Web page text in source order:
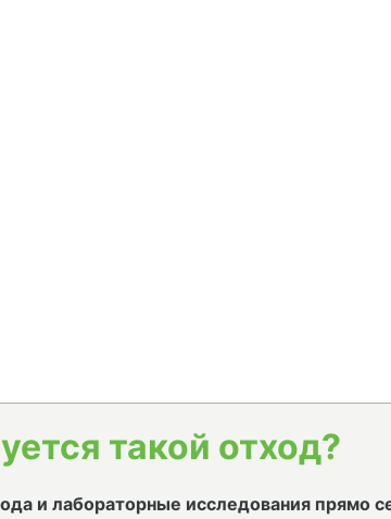
такой отход?
и лабораторные исследования прямо